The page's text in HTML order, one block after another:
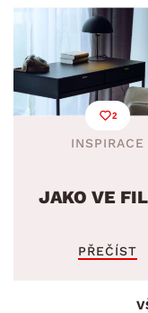
2
INSPIRACE
JAKO VE
PŘEČÍST